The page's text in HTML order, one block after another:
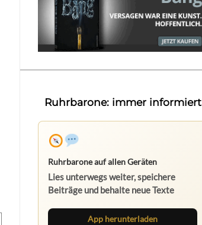
Ruhrbarone: immer informiert
Ruhrbarone auf allen Geräten
Lies unterwegs weiter, speichere
Beiträge und behalte neue Texte
App herunterladen